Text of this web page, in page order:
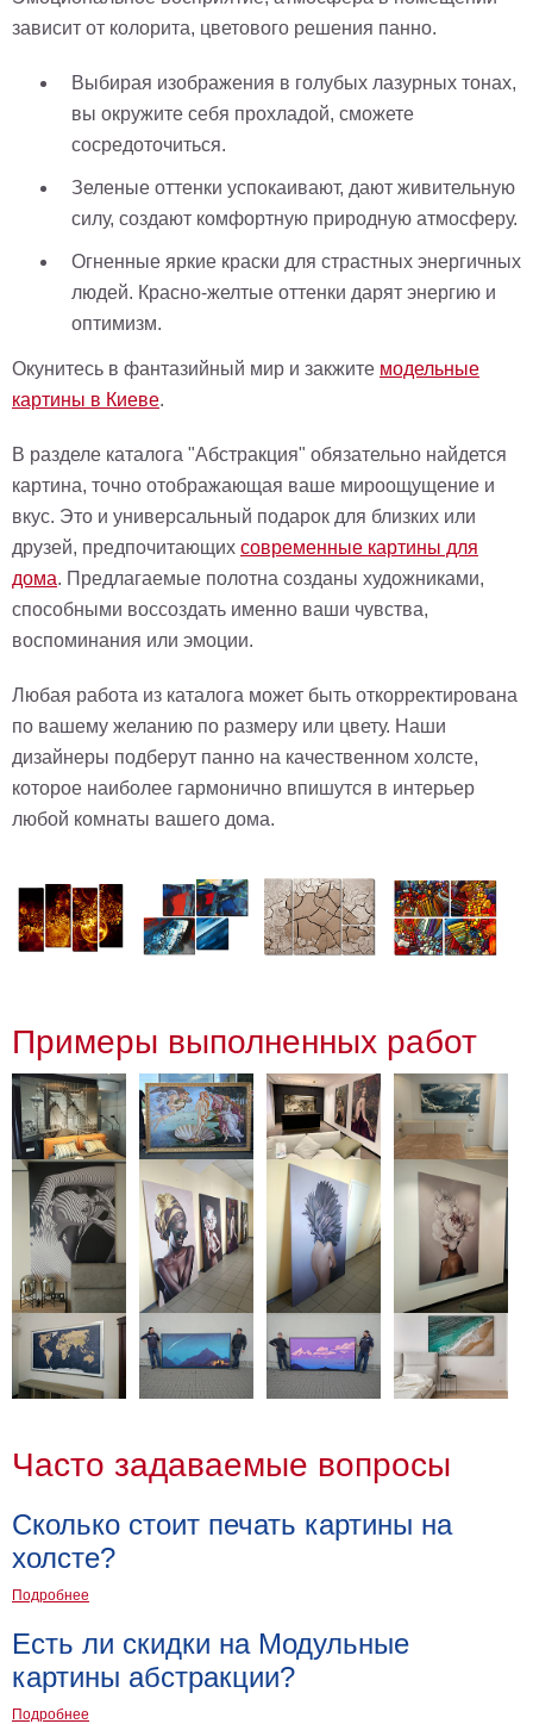
зависит от колорита, цветового решения панно.
Выбирая изображения в голубых лазурных тонах,
вы окружите себя прохладой, сможете
сосредоточиться.
Зеленые оттенки успокаивают, дают живительную
силу, создают комфортную природную атмосферу.
Огненные яркие краски для страстных энергичных
людей. Красно-желтые оттенки дарят энергию и
оптимизм.
Окунитесь в фантазийный мир и закжите модельные
картины в Киеве.
В разделе каталога "Абстракция" обязательно найдется
картина, точно отображающая ваше мироощущение и
вкус. Это и универсальный подарок для близких или
друзей, предпочитающих современные картины для
дома. Предлагаемые полотна созданы художниками,
способными воссоздать именно ваши чувства,
воспоминания или эмоции.
Любая работа из каталога может быть откорректирована
по вашему желанию по размеру или цвету. Наши
дизайнеры подберут панно на качественном холсте,
которое наиболее гармонично впишутся в интерьер
любой комнаты вашего дома.
Примеры выполненных работ
Часто задаваемые вопросы
Сколько стоит печать картины на
холсте?
Подробнее
Есть ли скидки на Модульные
картины абстракции?
Подробнее